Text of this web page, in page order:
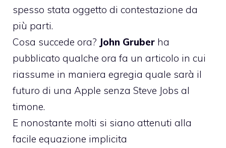
spesso stata oggetto di contestazione da
più parti.
Cosa succede ora? John Gruber ha
pubblicato qualche ora fa un articolo in cui
riassume in maniera egregia quale sarà il
futuro di una Apple senza Steve Jobs al
timone.
E nonostante molti si siano attenuti alla
facile equazione implicita